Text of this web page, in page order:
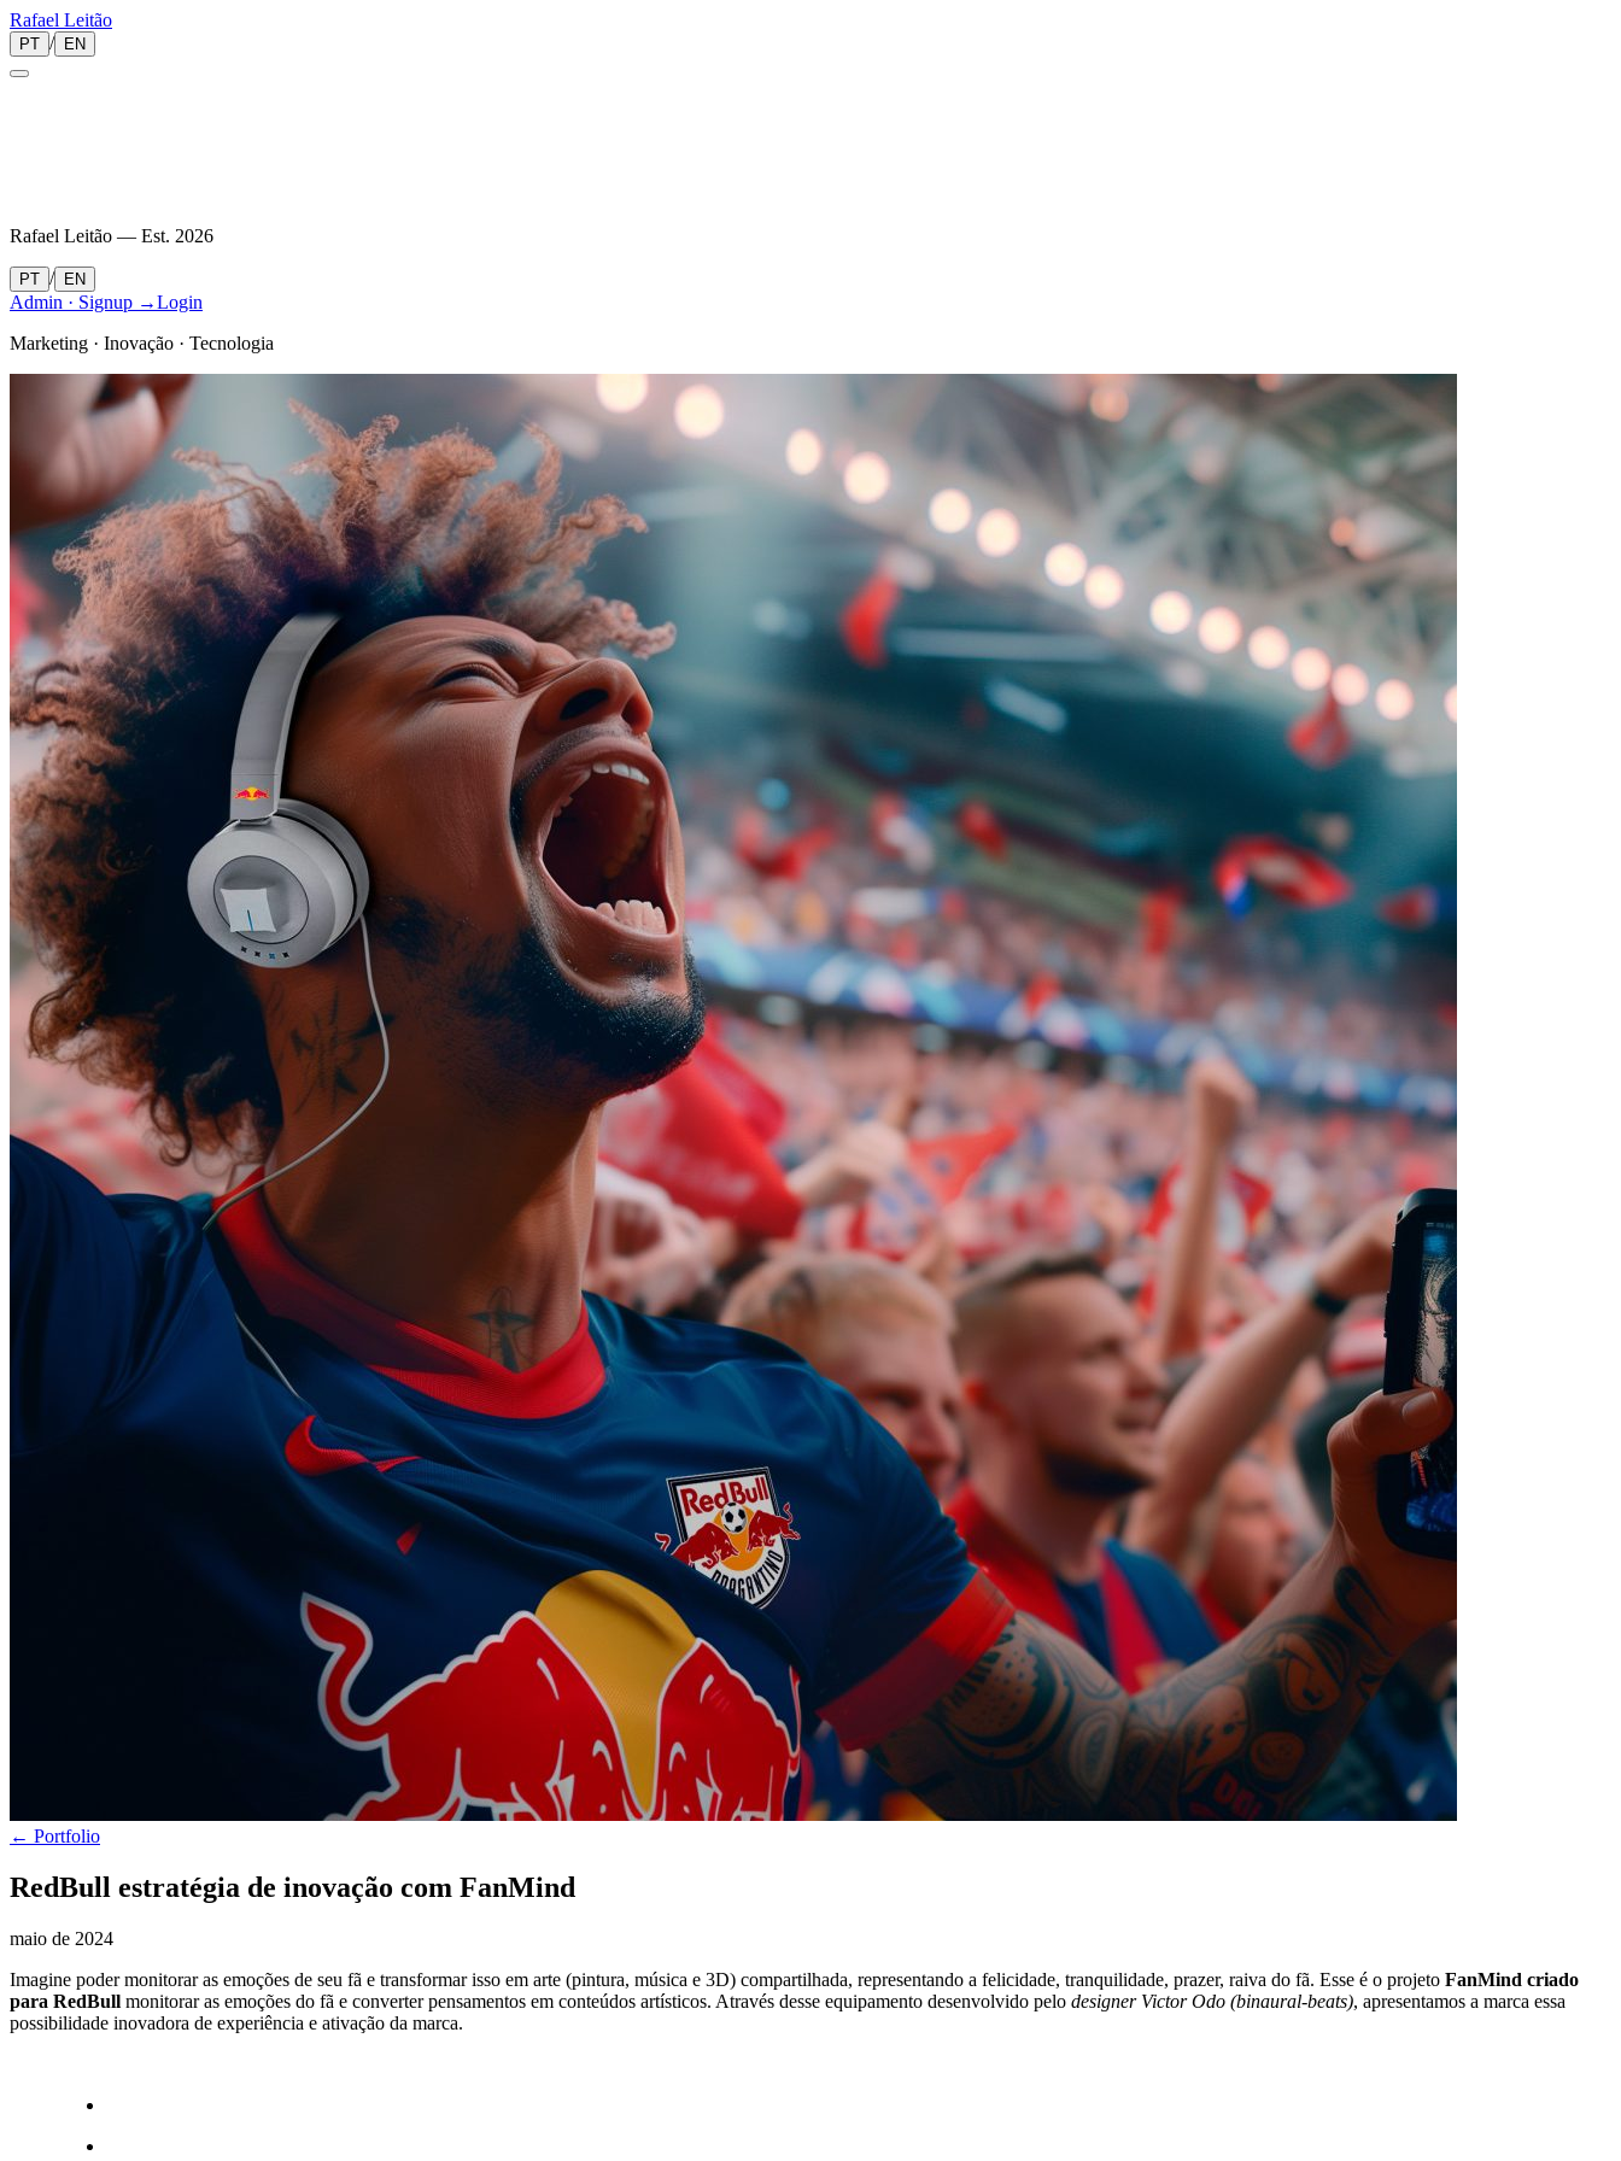
Rafael Leitão
PT / EN
Rafael Leitão — Est. 2026
PT / EN
Admin · Signup →Login
Marketing · Inovação · Tecnologia
← Portfolio
RedBull estratégia de inovação com FanMind
maio de 2024
Imagine poder monitorar as emoções de seu fã e transformar isso em arte (pintura, música e 3D) compartilhada, representando a felicidade, tranquilidade, prazer, raiva do fã. Esse é o projeto FanMind criado
para RedBull monitorar as emoções do fã e converter pensamentos em conteúdos artísticos. Através desse equipamento desenvolvido pelo designer Victor Odo (binaural-beats), apresentamos a marca essa
possibilidade inovadora de experiência e ativação da marca.